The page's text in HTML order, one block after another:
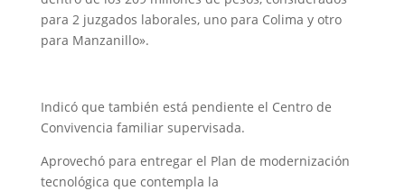
para 2 juzgados laborales, uno para Colima y otro
para Manzanillo».
Indicó que también está pendiente el Centro de
Convivencia familiar supervisada.
Aprovechó para entregar el Plan de modernización
tecnológica que contempla la